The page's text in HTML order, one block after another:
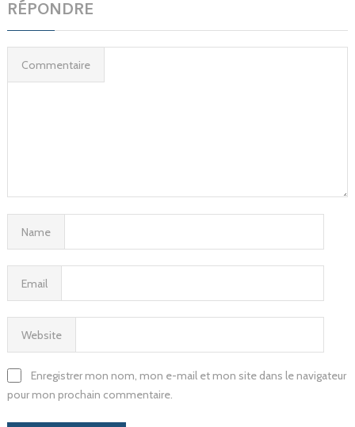
RÉPONDRE
Commentaire
Name
Email
Website
Enregistrer mon nom, mon e-mail et mon site dans le navigateur
pour mon prochain commentaire.